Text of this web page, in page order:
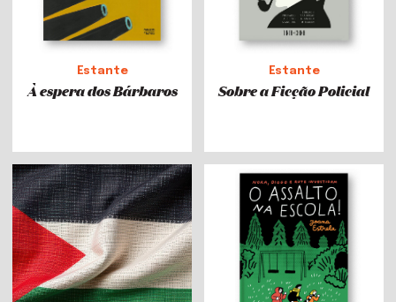
Estante
À espera dos Bárbaros
Estante
Sobre a Ficção Policial